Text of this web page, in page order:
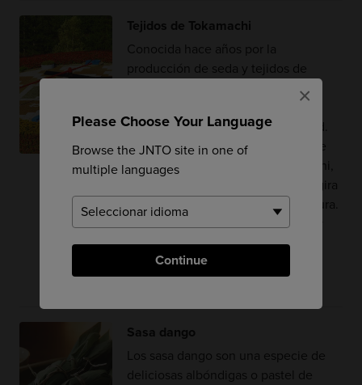
Please Choose Your Language
Browse the JNTO site in one of
multiple languages
Continue
×
Tejidos de Tokamachi
Conocida hace años por la
producción de seda y tejidos de
cáñamo, hoy en día la ciudad de
produciendo tejidos de alta calidad.
Estos tejidos se elaboran a partir de
una técnica especial llamada nenshi,
mediante la cual la seda cruda se gira
y se estira bien para igualar la textura.
A continuación, los hilos se tiñen y
tejen para formar elegantes y finos
estampados geométricos que
Sasa dango
Los sasa dango son una especie de
deliciosas albóndigas o pastel de